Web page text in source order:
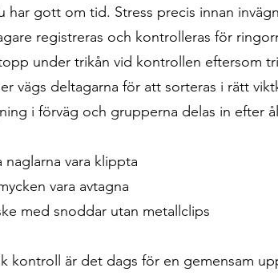
har gott om tid. Stress precis innan
registreras och kontrolleras för
under trikån vid kontrollen eftersom
vägs deltagarna för att sorteras i rätt
i förväg och grupperna delas in efter
vara klippta
vara avtagna
med snoddar utan metallclips
kontroll är det dags för en gemensam